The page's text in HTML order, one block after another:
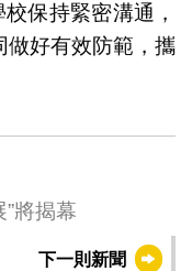
保持緊密溝通，
做好有效防範，攜
將揭幕
下一則新聞